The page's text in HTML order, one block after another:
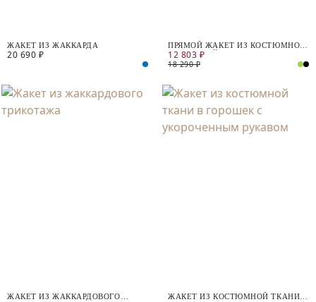
ЖАКЕТ ИЗ ЖАККАРДА
20 690 ₽
ПРЯМОЙ ЖАКЕТ ИЗ КОСТЮМНОЙ
ВИСКОЗНОЙ ТКАНИ
12 803 ₽
18 290 ₽
ЖАКЕТ ИЗ ЖАККАРДОВОГО
ЖАКЕТ ИЗ КОСТЮМНОЙ ТКАНИ В